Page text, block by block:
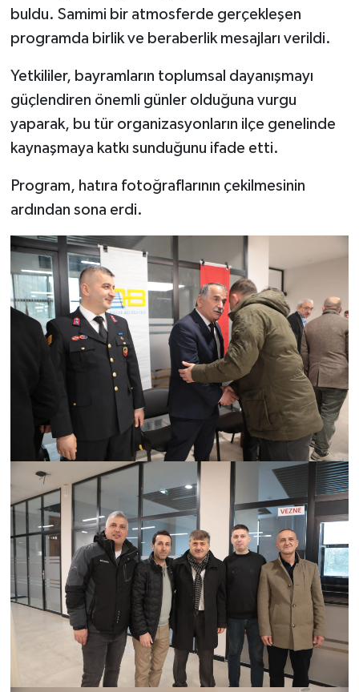
buldu. Samimi bir atmosferde gerçekleşen
programda birlik ve beraberlik mesajları verildi.
Yetkililer, bayramların toplumsal dayanışmayı
güçlendiren önemli günler olduğuna vurgu
yaparak, bu tür organizasyonların ilçe genelinde
kaynaşmaya katkı sunduğunu ifade etti.
Program, hatıra fotoğraflarının çekilmesinin
ardından sona erdi.